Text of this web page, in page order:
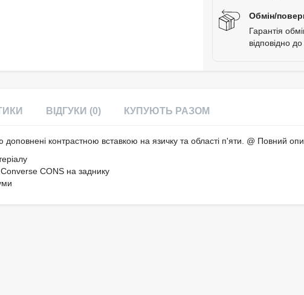
Обмін/
Гарантія
відповідно
ВІДГУКИ (0) КУПУЮТЬ РАЗОМ
доповнені контрастною вставкою на язичку та області п'яти. @ Повний
CONS на заднику